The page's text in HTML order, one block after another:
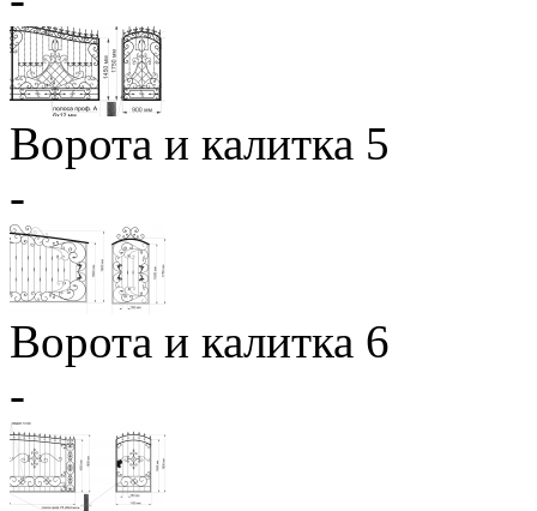
Ворота и калитка 5
-
Ворота и калитка 6
-